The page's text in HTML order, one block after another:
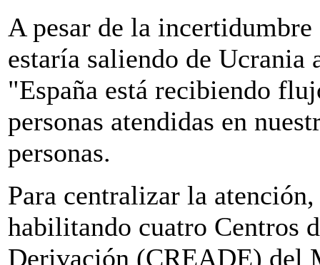
A pesar de la incertidumbre
estaría saliendo de Ucrania
"España está recibiendo
personas atendidas en
personas.
Para centralizar la
habilitando cuatro Centros
Derivación (CREADE) del